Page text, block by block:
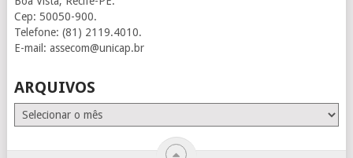
Cep: 50050-900.
Telefone: (81) 2119.4010.
E-mail: assecom@unicap.br
ARQUIVOS
Arquivos